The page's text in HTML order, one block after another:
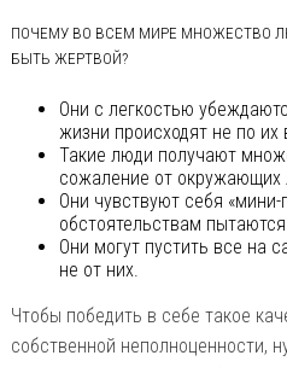
ПОЧЕМУ ВО ВСЕМ МИРЕ МНОЖЕСТВО
БЫТЬ ЖЕРТВОЙ?
Они с легкостью
жизни происходят не по их
Такие люди получают
сожаление от окружающих
Они чувствуют себя
обстоятельствам
Они могут пустить все на
не от них.
Чтобы победить в себе такое
собственной неполноценности,